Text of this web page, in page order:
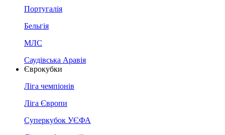
Португалія
Бельгія
МЛС
Саудівська Аравія
Єврокубки
Ліга чемпіонів
Ліга Європи
Суперкубок УЄФА